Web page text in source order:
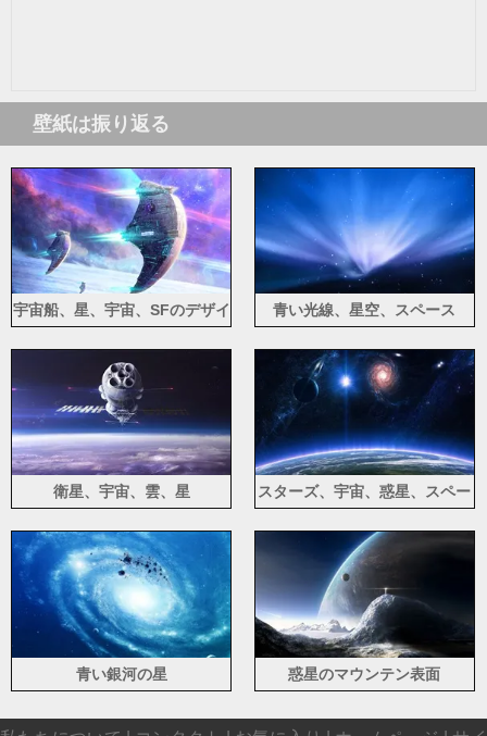
壁紙は振り返る
宇宙船、星、宇宙、SFのデザイ
青い光線、星空、スペース
衛星、宇宙、雲、星
スターズ、宇宙、惑星、スペー
青い銀河の星 惑星のマウンテン表面